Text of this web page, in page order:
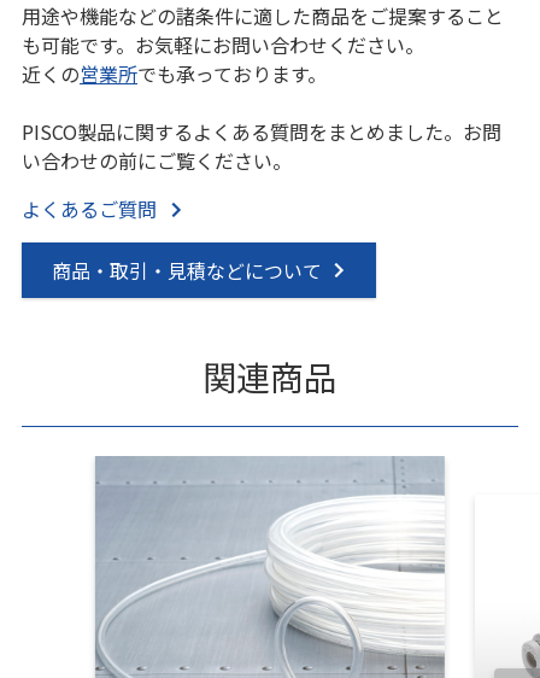
用途や機能などの諸条件に適した商品をご提案すること
も可能です。お気軽にお問い合わせください。
近くの営業所でも承っております。
PISCO製品に関するよくある質問をまとめました。お問
い合わせの前にご覧ください。
よくあるご質問
商品・取引・見積などについて
関連商品